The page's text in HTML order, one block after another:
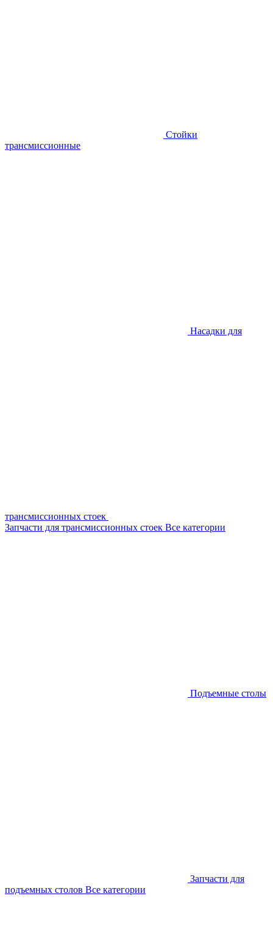
Стойки
трансмиссионные
Насадки для
трансмиссионных стоек
Запчасти для трансмиссионных стоек Все категории
Подъемные столы
Запчасти для
подъемных столов Все категории